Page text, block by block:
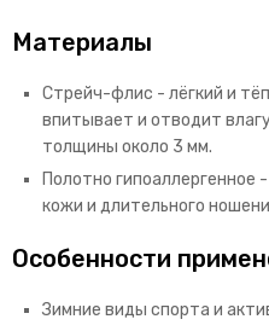
Материалы
Стрейч-флис - лёгкий и
впитывает и отводит
толщины около 3 мм.
Полотно гипоаллергенное
кожи и длительного
Особенности
Зимние виды спорта и